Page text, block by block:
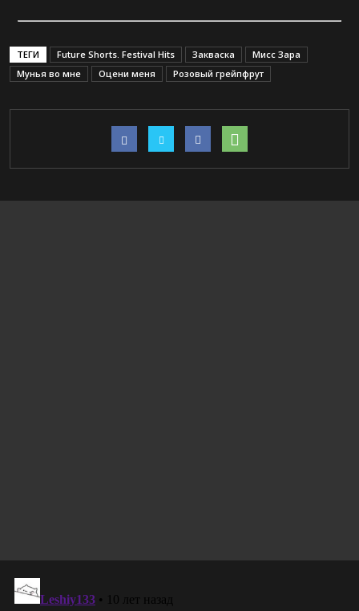
ТЕГИ Future Shorts. Festival Hits Закваска
Мисс Зара
Мунья во мне
Оцени меня Розовый грейпфрут